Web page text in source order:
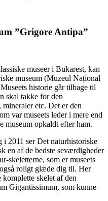
”Grigore Antipa”
museer i Bukarest, kan
museum (Muzeul Național
historie går tilbage til
skal takke for den
etc. Det er den
var museets leder i mere end
museum opkaldt efter ham.
i 2011 ser Det naturhistoriske
en af de bedste seværdigheder
skeletterne, som er museets
roligt glæde dig til. Her
komplette skelet af den
Gigantissimum, som kunne